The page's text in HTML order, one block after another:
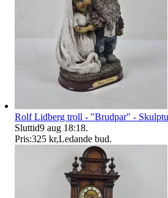
Rolf Lidberg troll - "Brudpar" -
Sluttid9 aug 18:18.
Pris:325 kr,Ledande bud.